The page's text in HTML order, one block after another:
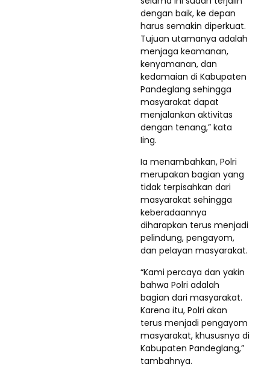
dengan baik, ke depan
harus semakin diperkuat.
Tujuan utamanya adalah
menjaga keamanan,
kenyamanan, dan
kedamaian di Kabupaten
Pandeglang sehingga
masyarakat dapat
menjalankan aktivitas
dengan tenang,” kata
Iing.
Ia menambahkan, Polri
merupakan bagian yang
tidak terpisahkan dari
masyarakat sehingga
keberadaannya
diharapkan terus menjadi
pelindung, pengayom,
dan pelayan masyarakat.
“Kami percaya dan yakin
bahwa Polri adalah
bagian dari masyarakat.
Karena itu, Polri akan
terus menjadi pengayom
masyarakat, khususnya di
Kabupaten Pandeglang,”
tambahnya.